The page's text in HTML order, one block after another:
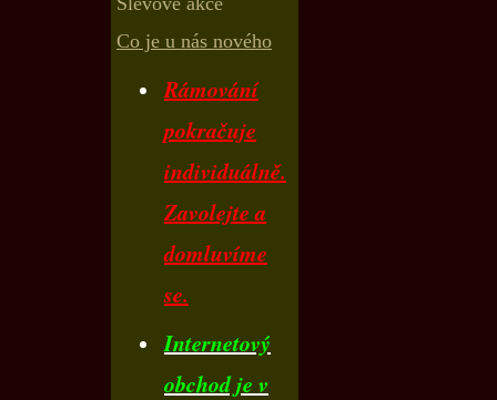
Co je u nás nového
Rámování
pokračuje
individuálně.
Zavolejte a
domluvíme
se.
Internetový
obchod je v